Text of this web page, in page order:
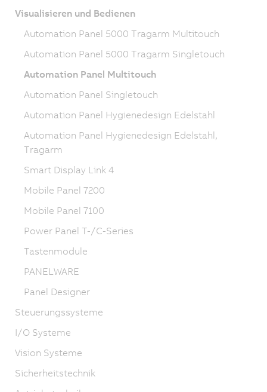
Visualisieren und Bedienen
Automation Panel 5000 Tragarm Multitouch
Automation Panel 5000 Tragarm Singletouch
Automation Panel Multitouch
Automation Panel Singletouch
Automation Panel Hygienedesign Edelstahl
Automation Panel Hygienedesign Edelstahl,
Tragarm
Smart Display Link 4
Mobile Panel 7200
Mobile Panel 7100
Power Panel T-/C-Series
Tastenmodule
PANELWARE
Panel Designer
Steuerungssysteme
I/O Systeme
Vision Systeme
Sicherheitstechnik